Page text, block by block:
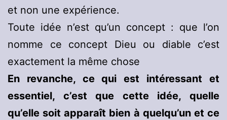
et non une expérience.
Toute idée n’est qu’un concept : que l’on
nomme ce concept Dieu ou diable c’est
exactement la même chose
En revanche, ce qui est intéressant et
essentiel, c’est que cette idée, quelle
qu’elle soit apparaît bien à quelqu’un et ce